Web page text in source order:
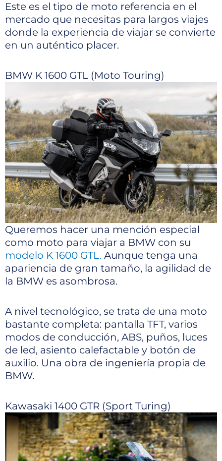
Este es el tipo de moto referencia en el
mercado que necesitas para largos viajes
donde la experiencia de viajar se convierte
en un auténtico placer.
BMW K 1600 GTL (Moto Touring)
Queremos hacer una mención especial
como moto para viajar a BMW con su
modelo K 1600 GTL. Aunque tenga una
apariencia de gran tamaño, la agilidad de
la BMW es asombrosa.
A nivel tecnológico, se trata de una moto
bastante completa: pantalla TFT, varios
modos de conducción, ABS, puños, luces
de led, asiento calefactable y botón de
auxilio. Una obra de ingeniería propia de
BMW.
Kawasaki 1400 GTR (Sport Turing)